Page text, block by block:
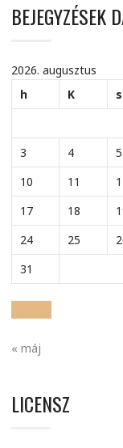
BEJEGYZÉSEK
2026. augusztus
h
K s
3
4 5
10
11
17
18
24
25
31
« máj
LICENSZ